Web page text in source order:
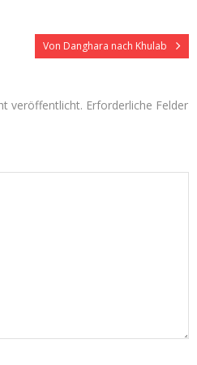
Von Danghara nach Khulab
veröffentlicht. Erforderliche Felder